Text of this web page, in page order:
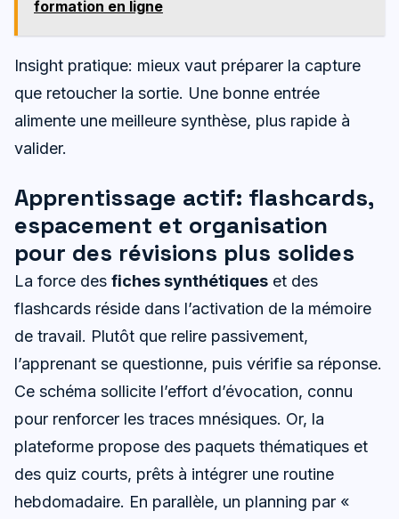
formation en ligne
Insight pratique: mieux vaut préparer la capture
que retoucher la sortie. Une bonne entrée
alimente une meilleure synthèse, plus rapide à
valider.
Apprentissage actif: flashcards,
espacement et organisation
pour des révisions plus solides
La force des fiches synthétiques et des
flashcards réside dans l’activation de la mémoire
de travail. Plutôt que relire passivement,
l’apprenant se questionne, puis vérifie sa réponse.
Ce schéma sollicite l’effort d’évocation, connu
pour renforcer les traces mnésiques. Or, la
plateforme propose des paquets thématiques et
des quiz courts, prêts à intégrer une routine
hebdomadaire. En parallèle, un planning par «